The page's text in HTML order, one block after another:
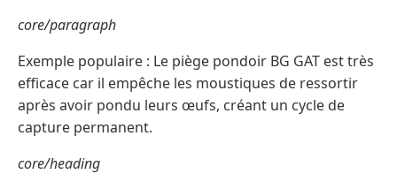
core/paragraph
Exemple populaire : Le piège pondoir BG GAT est très
efficace car il empêche les moustiques de ressortir
après avoir pondu leurs œufs, créant un cycle de
capture permanent.
core/heading